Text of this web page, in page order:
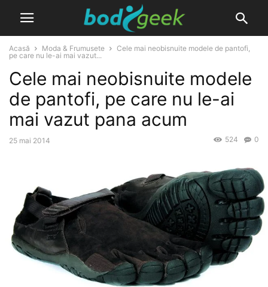
Acasă Moda & Frumusete
Cele mai neobisnuite modele de pantofi,
pe care nu le-ai mai vazut...
Cele mai neobisnuite modele
de pantofi, pe care nu le-ai
mai vazut pana acum
25 mai 2014 0
524